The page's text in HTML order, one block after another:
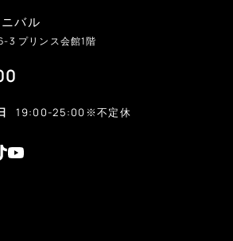
バル
3 プリンス会館1階
19:00-25:00 ※不定休